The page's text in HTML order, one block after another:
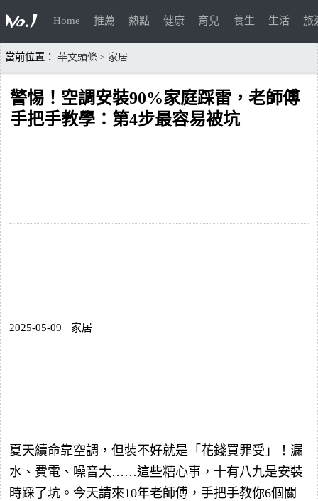
Home 推薦 熱點 健康 育兒 養生 生活 旅
當前位置： 華文頭條 > 家居
警惕！空調安裝90%家庭踩雷，老師傅
手把手教學：第4步最容易被坑
2025-05-09 家居
夏天續命靠空調，但裝不好就是「花錢買罪受」！漏
水、費電、噪音大……這些糟心事，十有八九是安裝
時踩了坑。今天請來10年老師傅，手把手教你6個關